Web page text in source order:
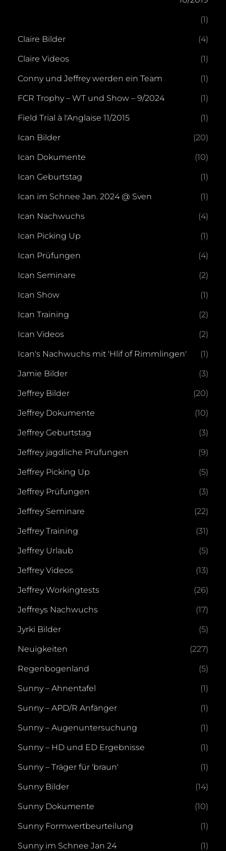
(1)
Claire Bilder (4)
Claire Videos (1)
Conny und Jeffrey werden ein Team (1)
FCR Trophy – WT und Show – 9/2024 (1)
Field Trial à l'Anglaise 11/2015 (1)
Ican Bilder (20)
Ican Dokumente (10)
Ican Geburtstag (1)
Ican im Schnee Jan. 2024 @ Sven (1)
Ican Nachwuchs (4)
Ican Picking Up (1)
Ican Prüfungen (4)
Ican Seminare (2)
Ican Show (1)
Ican Training (2)
Ican Videos (2)
Ican's Nachwuchs mit 'Hlif of Rimmlingen' (1)
Jamie Bilder (3)
Jeffrey Bilder (20)
Jeffrey Dokumente (10)
Jeffrey Geburtstag (3)
Jeffrey jagdliche Prüfungen (9)
Jeffrey Picking Up (5)
Jeffrey Prüfungen (3)
Jeffrey Seminare (22)
Jeffrey Training (31)
Jeffrey Urlaub (5)
Jeffrey Videos (13)
Jeffrey Workingtests (26)
Jeffreys Nachwuchs (17)
Jyrki Bilder (5)
Neuigkeiten (227)
Regenbogenland (5)
Sunny – Ahnentafel (1)
Sunny – APD/R Anfänger (1)
Sunny – Augenuntersuchung (1)
Sunny – HD und ED Ergebnisse (1)
Sunny – Träger für 'braun' (1)
Sunny Bilder (14)
Sunny Dokumente (10)
Sunny Formwertbeurteilung (1)
Sunny im Schnee Jan 24 (1)